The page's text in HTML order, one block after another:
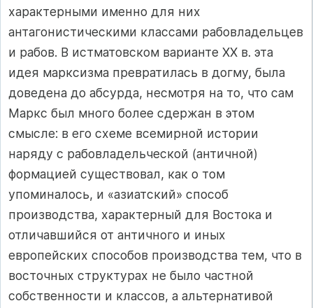
характерными именно для них
антагонистическими классами рабовладельцев
и рабов. В истматовском варианте XX в. эта
идея марксизма превратилась в догму, была
доведена до абсурда, несмотря на то, что сам
Маркс был много более сдержан в этом
смысле: в его схеме всемирной истории
наряду с рабовладельческой (античной)
формацией существовал, как о том
упоминалось, и «азиатский» способ
производства, характерный для Востока и
отличавшийся от античного и иных
европейских способов производства тем, что в
восточных структурах не было частной
собственности и классов, а альтернативой